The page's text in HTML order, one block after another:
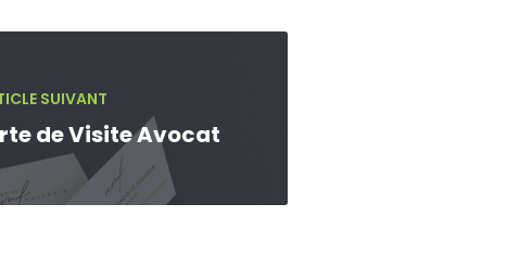
SUIVANT
de Visite Avocat